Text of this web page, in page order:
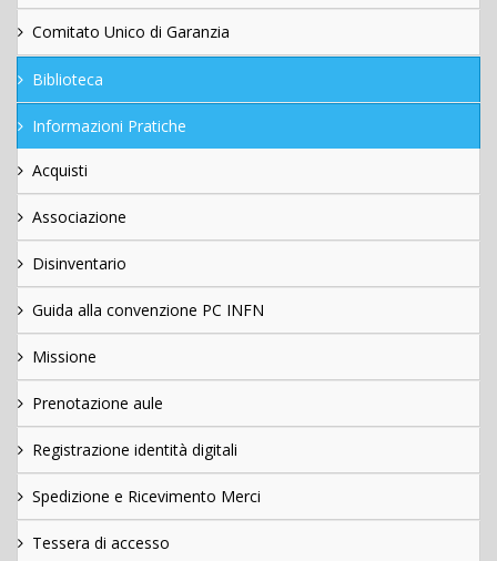
Comitato Unico di Garanzia
Biblioteca
Informazioni Pratiche
Acquisti
Associazione
Disinventario
Guida alla convenzione PC INFN
Missione
Prenotazione aule
Registrazione identità digitali
Spedizione e Ricevimento Merci
Tessera di accesso